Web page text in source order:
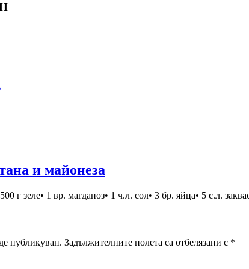
и майонеза
1 вр. магданоз• 1 ч.л. сол• 3 бр. яйца• 5 с.л.
публикуван. Задължителните полета са отбелязани с *